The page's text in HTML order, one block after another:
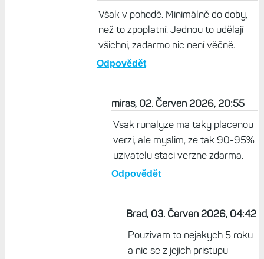
Však v pohodě. Minimálně do doby,
než to zpoplatní. Jednou to udělají
všichni, zadarmo nic není věčně.
Odpovědět
miras, 02. Červen 2026, 20:55
Vsak runalyze ma taky placenou
verzi, ale myslim, ze tak 90-95%
uzivatelu staci verzne zdarma.
Odpovědět
Brad, 03. Červen 2026, 04:42
Pouzivam to nejakych 5 roku
a nic se z jejich pristupu